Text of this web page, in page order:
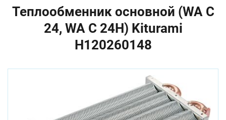
Теплообменник основной (WA C
24, WA C 24H) Kiturami
H120260148